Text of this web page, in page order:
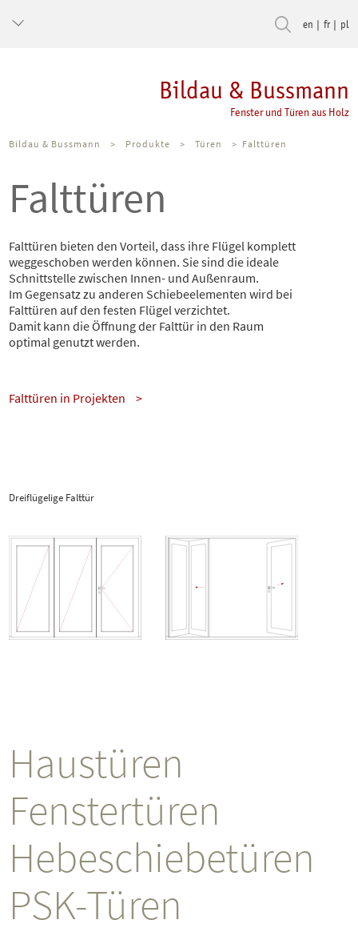
en fr pl
Bildau & Bussmann
Fenster und Türen aus Holz
Bildau & Bussmann > Produkte > Türen > Falttüren
Falttüren
Falttüren bieten den Vorteil, dass ihre Flügel komplett
weggeschoben werden können. Sie sind die ideale
Schnittstelle zwischen Innen- und Außenraum.
Im Gegensatz zu anderen Schiebeelementen wird bei
Falttüren auf den festen Flügel verzichtet.
Damit kann die Öffnung der Falttür in den Raum
optimal genutzt werden.
Falttüren in Projekten
Dreiflügelige Falttür
Haustüren
Fenstertüren
Hebeschiebetüren
PSK-Türen